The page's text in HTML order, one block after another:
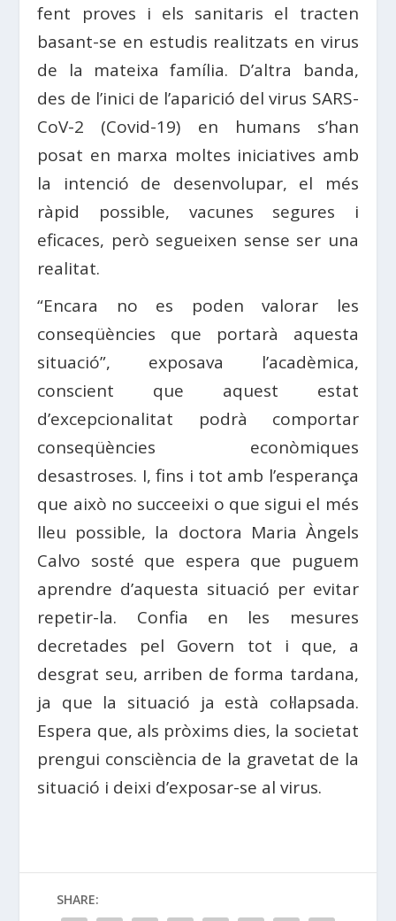
fent proves i els sanitaris el tracten
basant-se en estudis realitzats en virus
de la mateixa família. D’altra banda,
des de l’inici de l’aparició del virus SARS-
CoV-2 (Covid-19) en humans s’han
posat en marxa moltes iniciatives amb
la intenció de desenvolupar, el més
ràpid possible, vacunes segures i
eficaces, però segueixen sense ser una
realitat.
“Encara no es poden valorar les
conseqüències que portarà aquesta
situació”, exposava l’acadèmica,
conscient que aquest estat
d’excepcionalitat podrà comportar
conseqüències econòmiques
desastroses. I, fins i tot amb l’esperança
que això no succeeixi o que sigui el més
lleu possible, la doctora Maria Àngels
Calvo sosté que espera que puguem
aprendre d’aquesta situació per evitar
repetir-la. Confia en les mesures
decretades pel Govern tot i que, a
desgrat seu, arriben de forma tardana,
ja que la situació ja està col·lapsada.
Espera que, als pròxims dies, la societat
prengui consciència de la gravetat de la
situació i deixi d’exposar-se al virus.
SHARE: